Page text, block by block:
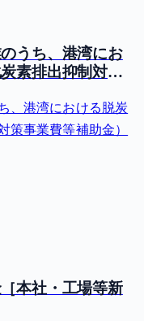
うち、港湾にお
素排出抑制対策
、港湾における脱炭
策事業費等補助金）
本社・工場等新